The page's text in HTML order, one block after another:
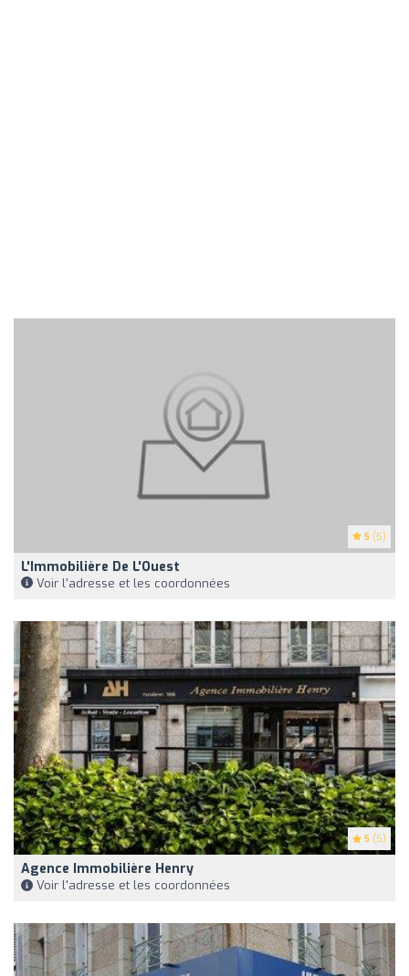
5 (5)
L'Immobilière De L'Ouest
Voir l'adresse et les coordonnées
5 (5)
Agence Immobilière Henry
Voir l'adresse et les coordonnées